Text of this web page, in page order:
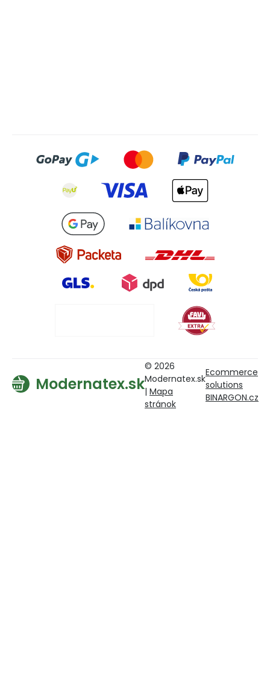
Modernatex.sk
© 2026
Modernatex.sk
| Mapa
stránok
Ecommerce
solutions
BINARGON.cz